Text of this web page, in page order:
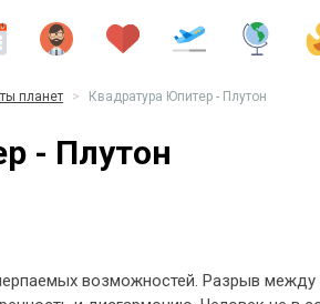
планет Квадратура Юпитер - Плутон
- Плутон
возможностей. Разрыв